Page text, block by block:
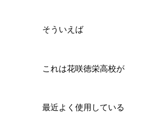
そういえば
これは花咲徳栄高校が
最近よく使用している